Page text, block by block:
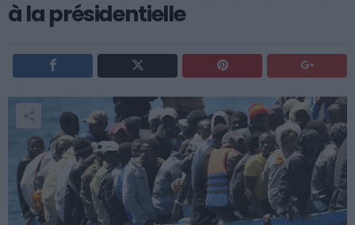
à la présidentielle